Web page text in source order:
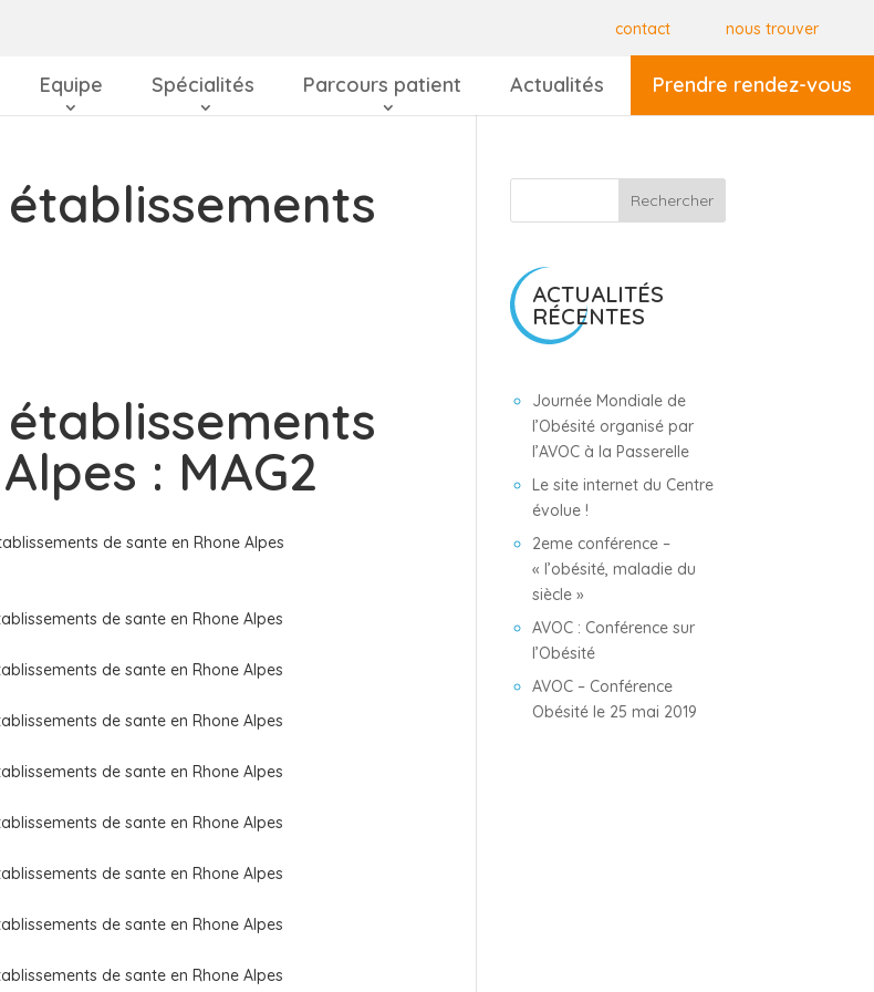
contact nous trouver
Equipe Spécialités Parcours patient Actualités Prendre rendez-vous
: MAG2
Rechercher
ACTUALITÉS
RÉCENTES
Journée Mondiale de
l’Obésité organisé par
l’AVOC à la Passerelle
Le site internet du Centre
évolue !
2eme conférence –
« l’obésité, maladie du
siècle »
AVOC : Conférence sur
l’Obésité
AVOC – Conférence
Obésité le 25 mai 2019